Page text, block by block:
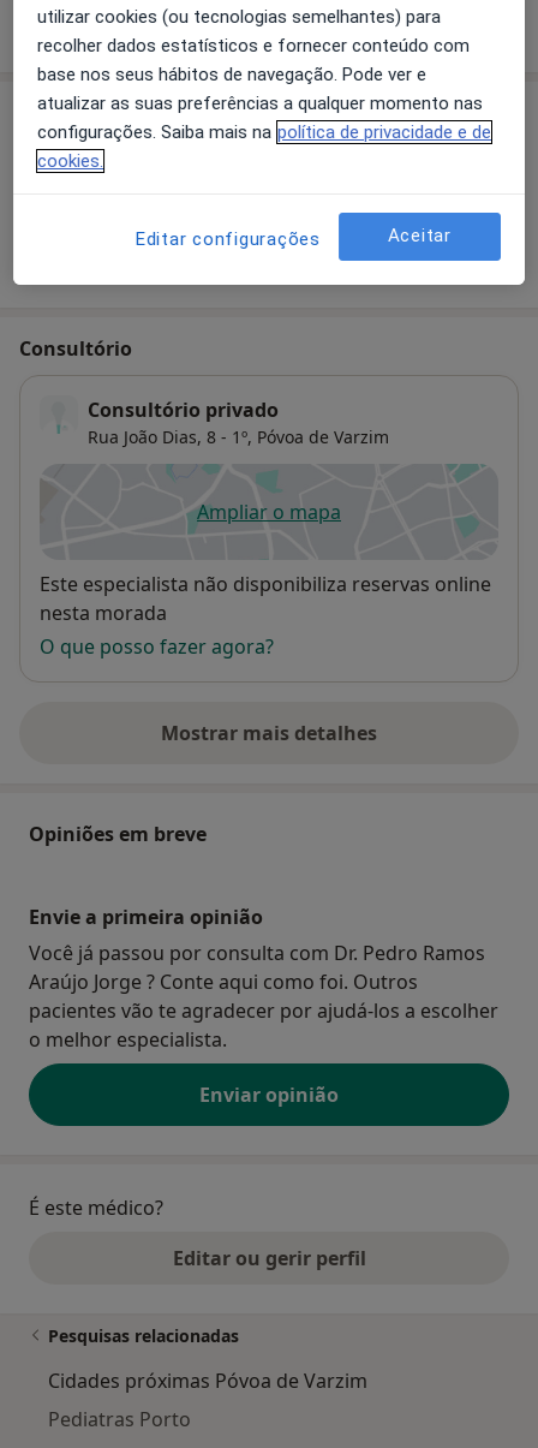
Mostrar mais detalhes
sobre a experiência
Preços
Sem informação sobre serviços e preços
informação sobre serviços
Consultório
Consultório privado
Rua João Dias, 8 - 1º, Póvoa de Varzim
Ampliar o mapaabre num novo separador
Disponibilidade
Este especialista não disponibiliza reservas online
nesta morada
O que posso fazer agora?
Mostrar mais detalhes
sobre o endereço
Opiniões em breve
Envie a primeira opinião
Você já passou por consulta com Dr. Pedro Ramos
Araújo Jorge ? Conte aqui como foi. Outros
pacientes vão te agradecer por ajudá-los a escolher
o melhor especialista.
Enviar opinião
É este médico?
Editar ou gerir perfil
Pesquisas relacionadas
Cidades próximas Póvoa de Varzim
Pediatras Porto
utilizar cookies (ou tecnologias semelhantes) para
recolher dados estatísticos e fornecer conteúdo com
base nos seus hábitos de navegação. Pode ver e
atualizar as suas preferências a qualquer momento nas
configurações. Saiba mais na política de privacidade e de
cookies.
Editar configurações Aceitar